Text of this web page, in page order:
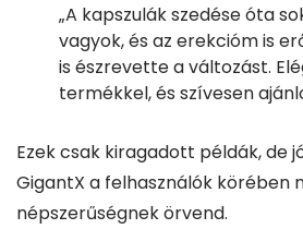
„A kapszulák szedése óta
vagyok, és az erekcióm is
is észrevette a változást.
termékkel, és szívesen
Ezek csak kiragadott példák, de
GigantX a felhasználók körében
népszerűségnek örvend.